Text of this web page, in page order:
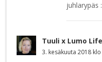
juhlarypäs
Tuuli x Lumo
3. kesäkuuta 2018